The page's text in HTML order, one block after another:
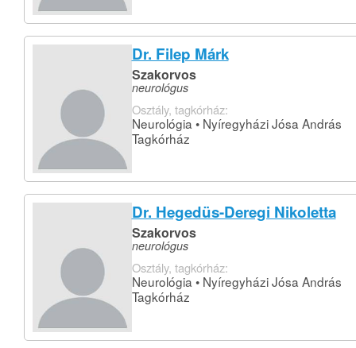
Dr. Filep Márk
Szakorvos
neurológus
Osztály, tagkórház:
Neurológia • Nyíregyházi Jósa András
Tagkórház
Dr. Hegedüs-Deregi Nikoletta
Szakorvos
neurológus
Osztály, tagkórház:
Neurológia • Nyíregyházi Jósa András
Tagkórház